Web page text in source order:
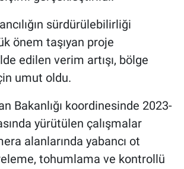
sürdürülebilirliği
önem taşıyan proje
edilen verim artışı, bölge
umut oldu.
Bakanlığı koordinesinde 2023-
yürütülen çalışmalar
alanlarında yabancı ot
tohumlama ve kontrollü